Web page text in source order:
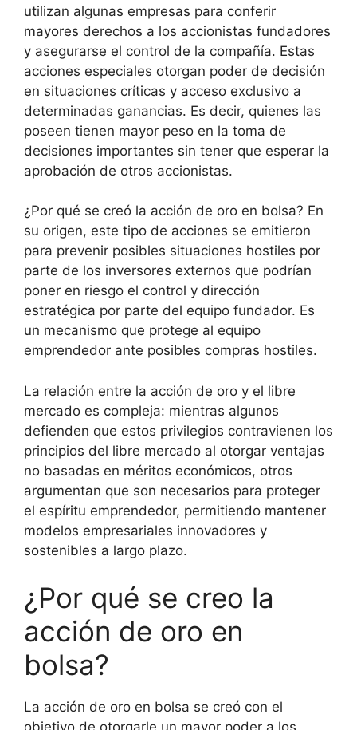
utilizan algunas empresas para conferir
mayores derechos a los accionistas fundadores
y asegurarse el control de la compañía. Estas
acciones especiales otorgan poder de decisión
en situaciones críticas y acceso exclusivo a
determinadas ganancias. Es decir, quienes las
poseen tienen mayor peso en la toma de
decisiones importantes sin tener que esperar la
aprobación de otros accionistas.
¿Por qué se creó la acción de oro en bolsa? En
su origen, este tipo de acciones se emitieron
para prevenir posibles situaciones hostiles por
parte de los inversores externos que podrían
poner en riesgo el control y dirección
estratégica por parte del equipo fundador. Es
un mecanismo que protege al equipo
emprendedor ante posibles compras hostiles.
La relación entre la acción de oro y el libre
mercado es compleja: mientras algunos
defienden que estos privilegios contravienen los
principios del libre mercado al otorgar ventajas
no basadas en méritos económicos, otros
argumentan que son necesarios para proteger
el espíritu emprendedor, permitiendo mantener
modelos empresariales innovadores y
sostenibles a largo plazo.
¿Por qué se creo la
acción de oro en
bolsa?
La acción de oro en bolsa se creó con el
objetivo de otorgarle un mayor poder a los